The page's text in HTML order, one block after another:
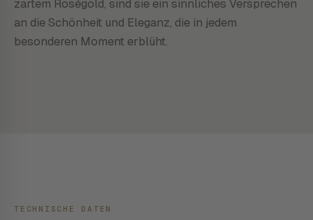
zartem Roségold, sind sie ein sinnliches Versprechen
an die Schönheit und Eleganz, die in jedem
besonderen Moment erblüht.
TECHNISCHE DATEN